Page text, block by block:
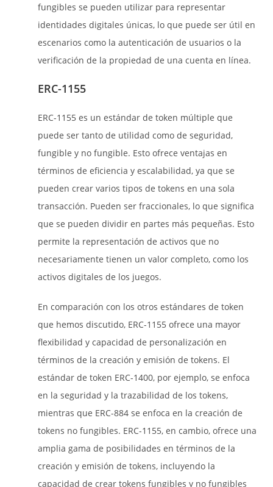
fungibles se pueden utilizar para representar
identidades digitales únicas, lo que puede ser útil en
escenarios como la autenticación de usuarios o la
verificación de la propiedad de una cuenta en línea.
ERC-1155
ERC-1155 es un estándar de token múltiple que
puede ser tanto de utilidad como de seguridad,
fungible y no fungible. Esto ofrece ventajas en
términos de eficiencia y escalabilidad, ya que se
pueden crear varios tipos de tokens en una sola
transacción. Pueden ser fraccionales, lo que significa
que se pueden dividir en partes más pequeñas. Esto
permite la representación de activos que no
necesariamente tienen un valor completo, como los
activos digitales de los juegos.
En comparación con los otros estándares de token
que hemos discutido, ERC-1155 ofrece una mayor
flexibilidad y capacidad de personalización en
términos de la creación y emisión de tokens. El
estándar de token ERC-1400, por ejemplo, se enfoca
en la seguridad y la trazabilidad de los tokens,
mientras que ERC-884 se enfoca en la creación de
tokens no fungibles. ERC-1155, en cambio, ofrece una
amplia gama de posibilidades en términos de la
creación y emisión de tokens, incluyendo la
capacidad de crear tokens fungibles y no fungibles